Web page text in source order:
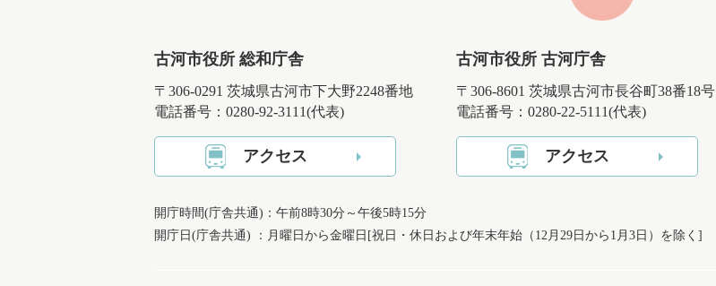
古河市役所 総和庁舎
〒306-0291 茨城県古河市下大野2248番地
電話番号：0280-92-3111(代表)
アクセス
古河市役所 古河庁舎
〒306-8601 茨城県古河市長谷町38番18号
電話番号：0280-22-5111(代表)
アクセス
開庁時間(庁舎共通)：午前8時30分～午後5時15分
開庁日(庁舎共通) ：月曜日から金曜日[祝日・休日および年末年始（12月29日から1月3日）を除く]